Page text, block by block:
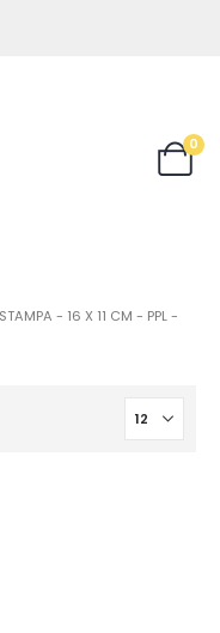
0
- 16 X 11 CM - PPL -